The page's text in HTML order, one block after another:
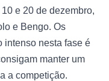
e 20 de dezembro,
e Bengo. Os
intenso nesta fase é
manter um
a competição.